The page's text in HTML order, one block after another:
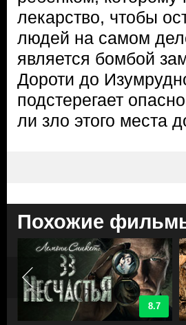
лекарство, чтобы
людей на самом
является бомбой
Дороти до
подстерегает
ли зло этого места
Похожие
8.7